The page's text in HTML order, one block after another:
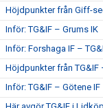
Höjdpunkter från Giff-
Inför: TG&IF – Grums IK
Inför: Forshaga IF –
Höjdpunkter från TG&IF
Inför: TG&IF – Götene IF
Här avgör TG&IF i